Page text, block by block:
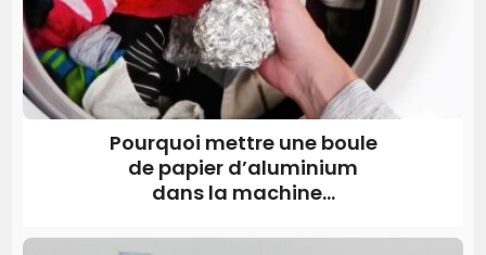
Pourquoi mettre une boule
de papier d’aluminium
dans la machine...